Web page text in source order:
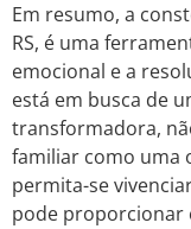
Em resumo, a
RS, é uma
emocional e a
está em busca de
transformadora,
familiar como uma
permita-se
pode proporcionar